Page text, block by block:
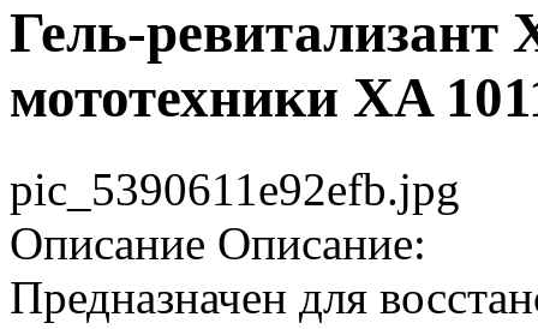
Гель-ревитализант
мототехники XA
pic_5390611e92efb.jpg
Описание Описание:
Предназначен для